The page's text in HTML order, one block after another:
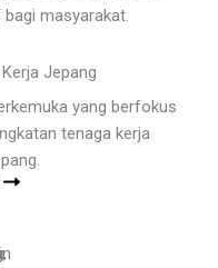
masyarakat.
yang berfokus
tenaga kerja